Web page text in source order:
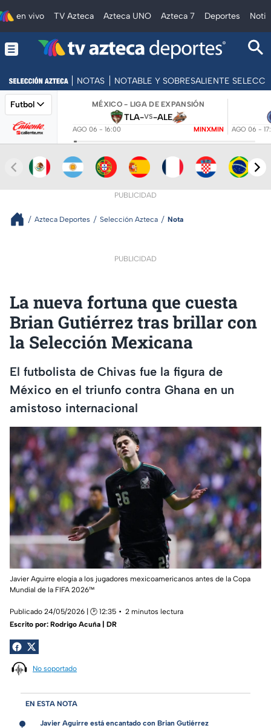
en vivo TV Azteca Azteca UNO Azteca 7 Deportes
NOTAS NOTABLE Y SOBRESALIENTE
Futbol MÉXICO - LIGA DE EXPANSIÓN
TLA-VS-ALE
AGO 06 - 16:00 MINXMIN AGO 06 -
PUBLICIDAD
Azteca Deportes Selección Azteca Nota
PUBLICIDAD
La nueva fortuna que cuesta
Brian Gutiérrez tras brillar con
la Selección Mexicana
El futbolista de Chivas fue la figura de
México en el triunfo contra Ghana en un
amistoso internacional
Javier Aguirre elogia a los jugadores mexicoamericanos antes de la Copa
Mundial de la FIFA 2026™
Publicado 24/05/2026 | 🕑 12:35
2 minutos lectura
Escrito por: Rodrigo Acuña | DR
No soportado
EN ESTA NOTA
Javier Aguirre está encantado con Brian Gutiérrez